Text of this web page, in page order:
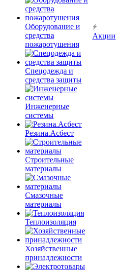
Оборудование и
средства
пожаротушения
Спецодежда и
средства защиты
Инженерные
системы
Резина.Асбест
Строительные
материалы
Смазочные
материалы
Теплоизоляция
Хозяйственные
принадлежности
Акции